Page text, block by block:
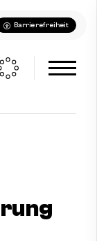
Barrierefreiheit